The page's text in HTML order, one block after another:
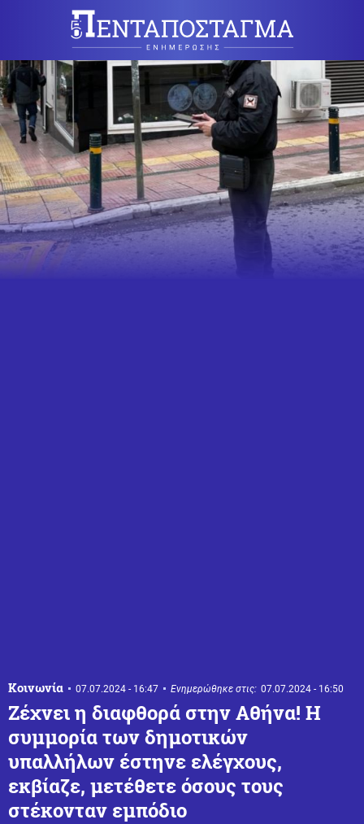
Κοινωνία 07.07.2024 - 16:47 Ενημερώθηκε στις: 07.07.2024 - 16:50
Ζέχνει η διαφθορά στην Αθήνα! Η
συμμορία των δημοτικών
υπαλλήλων έστηνε ελέγχους,
εκβίαζε, μετέθετε όσους τους
στέκονταν εμπόδιο